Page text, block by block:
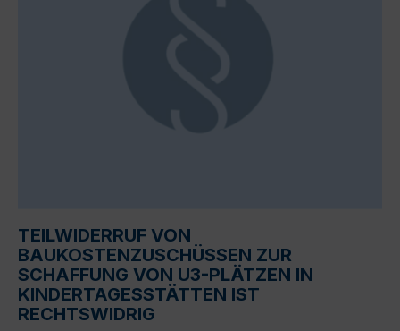
TEILWIDERRUF VON
BAUKOSTENZUSCHÜSSEN ZUR
SCHAFFUNG VON U3-PLÄTZEN IN
KINDERTAGESSTÄTTEN IST
RECHTSWIDRIG